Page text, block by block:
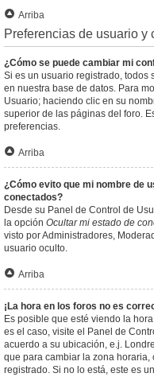
Arriba
Preferencias de usuario y
¿Cómo se puede cambiar mi
Si es un usuario registrado, todos
en nuestra base de datos. Para
Usuario; haciendo clic en su
superior de las páginas del foro.
preferencias.
Arriba
¿Cómo evito que mi nombre de
conectados?
Desde su Panel de Control de
la opción Ocultar mi estado de
visto por Administradores,
usuario oculto.
Arriba
¡La hora en los foros no es
Es posible que esté viendo la
es el caso, visite el Panel de
acuerdo a su ubicación, e.j.
que para cambiar la zona
registrado. Si no lo está, este es